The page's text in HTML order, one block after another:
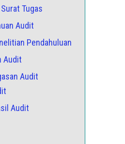
Tugas
Audit
Pendahuluan
Audit
Audit
Audit